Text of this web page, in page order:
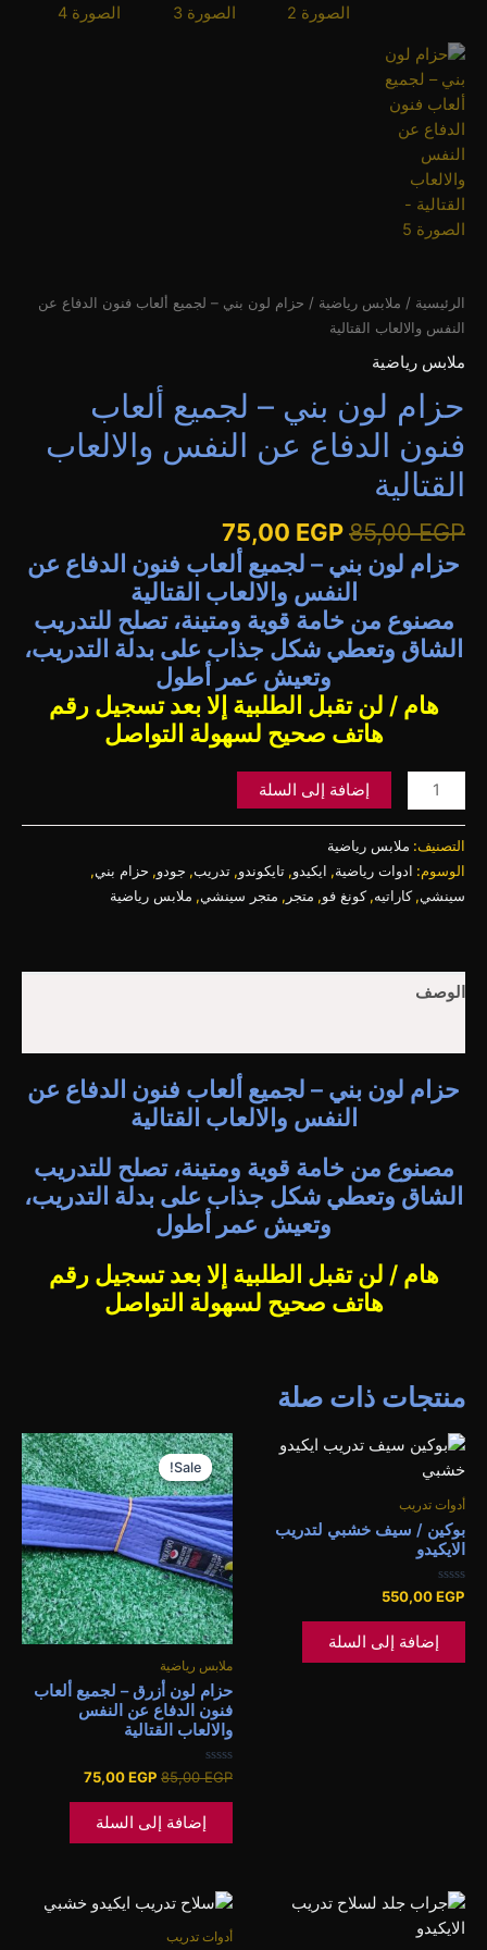
الرئيسية / ملابس رياضية / حزام لون بني – لجميع ألعاب فنون الدفاع عن
النفس والالعاب القتالية
ملابس رياضية
حزام لون بني – لجميع ألعاب
فنون الدفاع عن النفس والالعاب
القتالية
85,00EGP
75,00 EGP
حزام لون بني – لجميع ألعاب فنون الدفاع عن
النفس والالعاب القتالية
مصنوع من خامة قوية ومتينة، تصلح للتدريب
الشاق وتعطي شكل جذاب على بدلة التدريب،
وتعيش عمر أطول
هام / لن تقبل الطلبية إلا بعد تسجيل رقم
هاتف صحيح لسهولة التواصل
إضافة إلى السلة
التصنيف: ملابس رياضية
الوسوم: ادوات رياضية, ايكيدو, تايكوندو, تدريب, جودو, حزام بني,
سينشي,كاراتيه,كونغ فو, متجر , متجر سينشي, ملابس رياضية
الوصف
حزام لون بني – لجميع ألعاب فنون الدفاع عن
النفس والالعاب القتالية
مصنوع من خامة قوية ومتينة، تصلح للتدريب
الشاق وتعطي شكل جذاب على بدلة التدريب،
وتعيش عمر أطول
هام / لن تقبل الطلبية إلا بعد تسجيل رقم
هاتف صحيح لسهولة التواصل
منتجات ذات صلة
أدوات تدريب
بوكين / سيف خشبي لتدريب
الايكيدو
تم
التقييم
0
550,00EGP
إضافة إلى السلة
Sale!
Sale!
ملابس رياضية
حزام لون أزرق – لجميع ألعاب
فنون الدفاع عن النفس
والالعاب القتالية
تم
0
85,00EGP
السعر
الأصلي
هو:
85,00 EGP.
75,00EGP
السعر
الحالي
هو:
75,00 EGP.
إضافة إلى السلة
أدوات تدريب